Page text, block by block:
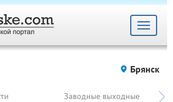
Toggle
Брянск
Заводные выходные